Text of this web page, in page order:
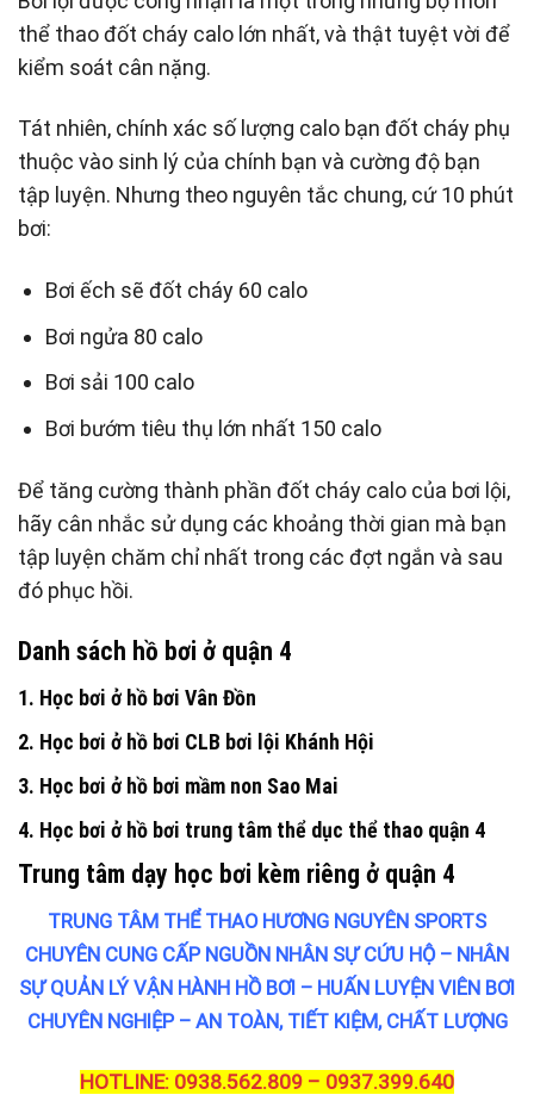
thể thao đốt cháy calo lớn nhất, và thật tuyệt vời để
kiểm soát cân nặng.
Tát nhiên, chính xác số lượng calo bạn đốt cháy phụ
thuộc vào sinh lý của chính bạn và cường độ bạn
tập luyện. Nhưng theo nguyên tắc chung, cứ 10 phút
bơi:
Bơi ếch sẽ đốt cháy 60 calo
Bơi ngửa 80 calo
Bơi sải 100 calo
Bơi bướm tiêu thụ lớn nhất 150 calo
Để tăng cường thành phần đốt cháy calo của bơi lội,
hãy cân nhắc sử dụng các khoảng thời gian mà bạn
tập luyện chăm chỉ nhất trong các đợt ngắn và sau
đó phục hồi.
Danh sách hồ bơi ở quận 4
1. Học bơi ở hồ bơi Vân Đồn
2. Học bơi ở hồ bơi CLB bơi lội Khánh Hội
3. Học bơi ở hồ bơi mầm non Sao Mai
4. Học bơi ở hồ bơi trung tâm thể dục thể thao quận 4
Trung tâm dạy học bơi kèm riêng ở quận 4
TRUNG TÂM THỂ THAO HƯƠNG NGUYÊN SPORTS
CHUYÊN CUNG CẤP NGUỒN NHÂN SỰ CỨU HỘ – NHÂN
SỰ QUẢN LÝ VẬN HÀNH HỒ BƠI – HUẤN LUYỆN VIÊN BƠI
CHUYÊN NGHIỆP – AN TOÀN, TIẾT KIỆM, CHẤT LƯỢNG
HOTLINE: 0938.562.809 – 0937.399.640